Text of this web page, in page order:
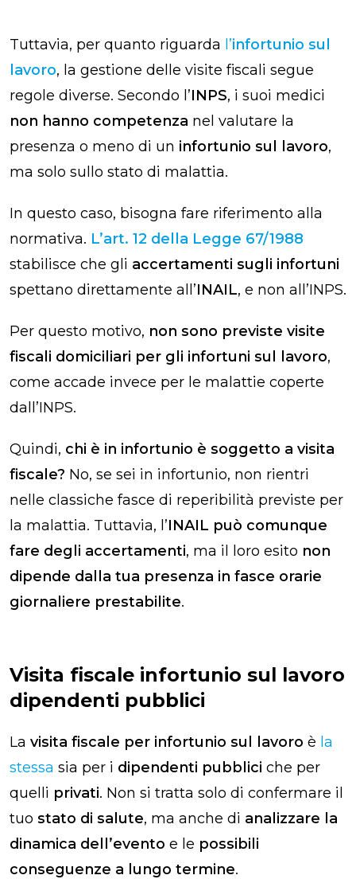
Tuttavia, per quanto riguarda l’infortunio sul
lavoro, la gestione delle visite fiscali segue
regole diverse. Secondo l’INPS, i suoi medici
non hanno competenza nel valutare la
presenza o meno di un infortunio sul lavoro,
ma solo sullo stato di malattia.
In questo caso, bisogna fare riferimento alla
normativa. L’art. 12 della Legge 67/1988
stabilisce che gli accertamenti sugli infortuni
spettano direttamente all’INAIL, e non all’INPS.
Per questo motivo, non sono previste visite
fiscali domiciliari per gli infortuni sul lavoro,
come accade invece per le malattie coperte
dall’INPS.
Quindi, chi è in infortunio è soggetto a visita
fiscale​? No, se sei in infortunio, non rientri
nelle classiche fasce di reperibilità previste per
la malattia. Tuttavia, l’INAIL può comunque
fare degli accertamenti, ma il loro esito non
dipende dalla tua presenza in fasce orarie
giornaliere prestabilite.
Visita fiscale infortunio sul lavoro
dipendenti pubblici
La visita fiscale per infortunio sul lavoro è la
stessa sia per i dipendenti pubblici che per
quelli privati. Non si tratta solo di confermare il
tuo stato di salute, ma anche di analizzare la
dinamica dell’evento e le possibili
conseguenze a lungo termine.